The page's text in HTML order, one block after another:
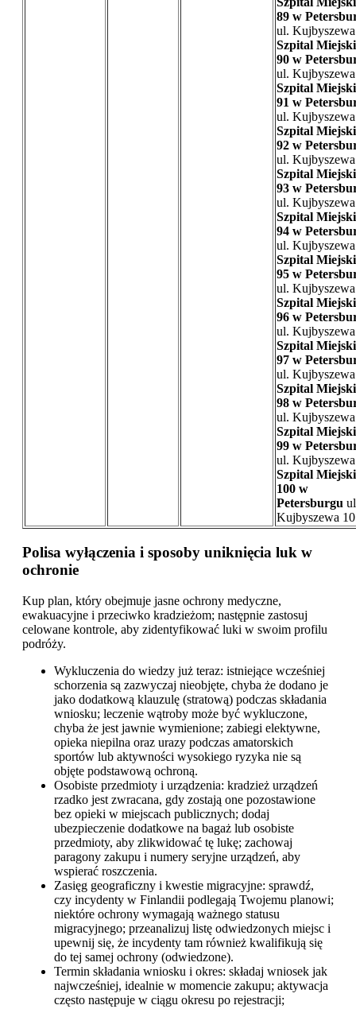
89 w
ul.
Szpital
90 w
ul.
Szpital
91 w
ul.
Szpital
92 w
ul.
Szpital
93 w
ul.
Szpital
94 w
ul.
Szpital
95 w
ul.
Szpital
96 w
ul.
Szpital
97 w
ul.
Szpital
98 w
ul.
Szpital
99 w
ul.
Szpital
100 w
Petersburgu
Kujbyszewa 10
Polisa wyłączenia i sposoby uniknięcia luk w
ochronie
Kup plan, który obejmuje jasne ochrony medyczne,
ewakuacyjne i przeciwko kradzieżom; następnie zastosuj
celowane kontrole, aby zidentyfikować luki w swoim profilu
podróży.
Wykluczenia do wiedzy już teraz: istniejące wcześniej
schorzenia są zazwyczaj nieobjęte, chyba że dodano je
jako dodatkową klauzulę (stratową) podczas składania
wniosku; leczenie wątroby może być wykluczone,
chyba że jest jawnie wymienione; zabiegi elektywne,
opieka niepilna oraz urazy podczas amatorskich
sportów lub aktywności wysokiego ryzyka nie są
objęte podstawową ochroną.
Osobiste przedmioty i urządzenia: kradzież urządzeń
rzadko jest zwracana, gdy zostają one pozostawione
bez opieki w miejscach publicznych; dodaj
ubezpieczenie dodatkowe na bagaż lub osobiste
przedmioty, aby zlikwidować tę lukę; zachowaj
paragony zakupu i numery seryjne urządzeń, aby
wspierać roszczenia.
Zasięg geograficzny i kwestie migracyjne: sprawdź,
czy incydenty w Finlandii podlegają Twojemu planowi;
niektóre ochrony wymagają ważnego statusu
migracyjnego; przeanalizuj listę odwiedzonych miejsc i
upewnij się, że incydenty tam również kwalifikują się
do tej samej ochrony (odwiedzone).
Termin składania wniosku i okres: składaj wniosek jak
najwcześniej, idealnie w momencie zakupu; aktywacja
często następuje w ciągu okresu po rejestracji;